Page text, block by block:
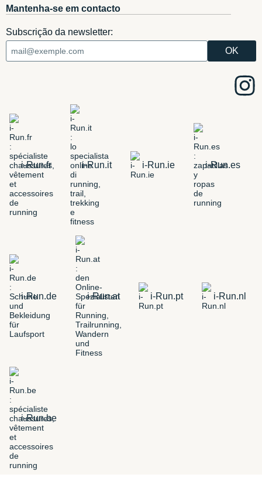
Mantenha-se em contacto
Subscrição da newsletter:
i-Run.fr i-Run.it i-Run.ie i-Run.es
i-Run.de i-Run.at i-Run.pt i-Run.nl
i-Run.be